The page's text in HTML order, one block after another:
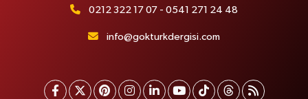
0212 322 17 07 - 0541 271 24 48
info@gokturkdergisi.com